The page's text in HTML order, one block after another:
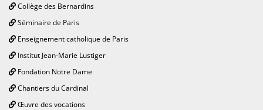
Collège des Bernardins
Séminaire de Paris
Enseignement catholique de Paris
Institut Jean-Marie Lustiger
Fondation Notre Dame
Chantiers du Cardinal
Œuvre des vocations